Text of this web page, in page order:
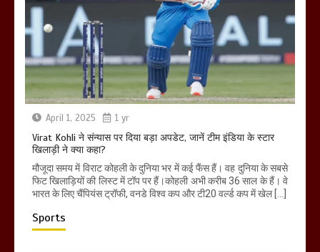
April 1, 2025 1 yr
Virat Kohli ने संन्यास पर दिया बड़ा अपडेट, जानें टीम इंडिया के स्टार
खिलाड़ी ने क्या कहा?
मौजूदा समय में विराट कोहली के दुनिया भर में कई फैंस हैं। वह दुनिया के सबसे
फिट खिलाड़ियों की लिस्ट में टॉप पर हैं।कोहली अभी करीब 36 साल के हैं। वे
भारत के लिए चैंपियंस ट्रॉफी, वनडे विश्व कप और टी20 वर्ल्ड कप में खेल […]
Sports